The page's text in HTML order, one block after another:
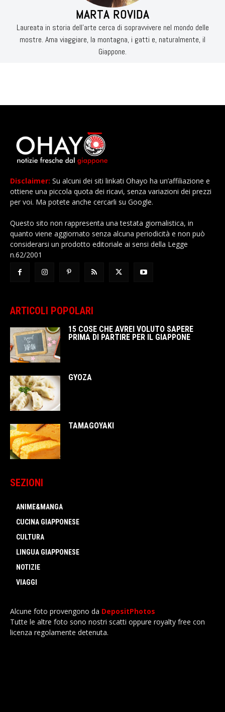
MARTA ROVIDA
Laureata in storia dell’arte cerca di sopravvivere nel mondo delle
mostre. Ama viaggiare, la montagna, i gatti e, naturalmente, il
Giappone.
Disclaimer: Su alcuni dei siti linkati Ohayo ha un’affiliazione e
ottiene una piccola quota dei ricavi, senza variazioni dei prezzi
per voi. Ma potete anche cercarli su Google.
Questo sito non rappresenta una testata giornalistica, in
quanto viene aggiornato senza alcuna periodicità e non può
considerarsi un prodotto editoriale ai sensi della Legge
n.62/2001
ARTICOLI POPOLARI
15 COSE CHE AVREI VOLUTO SAPERE
PRIMA DI PARTIRE PER IL GIAPPONE
GYOZA
TAMAGOYAKI
SEZIONI
ANIME&MANGA
CUCINA GIAPPONESE
CULTURA
LINGUA GIAPPONESE
NOTIZIE
VIAGGI
Alcune foto provengono da DepositPhotos
Tutte le altre foto sono nostri scatti oppure royalty free con
licenza regolamente detenuta.